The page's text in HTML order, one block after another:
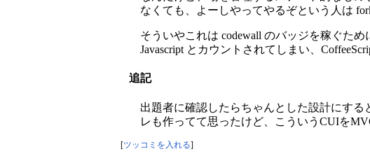
なくても、よーしやってやるぞという人は
そういやこれは codewall のバッジを稼ぐた
Javascript とカウントされてしまい、
追記
出題者に確認したらちゃんとした設計にす
レも作ってて思ったけど、こういうCUIを
ツッコミを入れる